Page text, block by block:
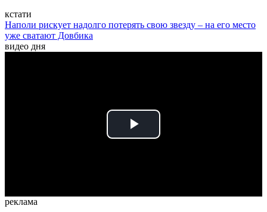
кстати
Наполи рискует надолго потерять свою звезду – на его место
уже сватают Довбика
видео дня
Play
реклама